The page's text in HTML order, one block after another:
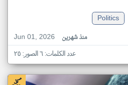
Politics
Jun 01, 2026
منذ شهرين
عدد الكلمات: ٦ الصور: ٢٥